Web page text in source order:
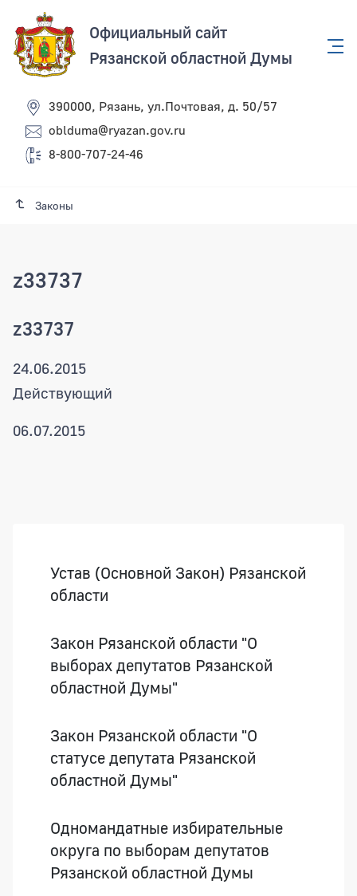
Официальный сайт
Рязанской областной Думы
390000, Рязань, ул.Почтовая, д. 50/57
oblduma@ryazan.gov.ru
8-800-707-24-46
Законы
z33737
z33737
24.06.2015
Действующий
06.07.2015
Устав (Основной Закон) Рязанской
области
Закон Рязанской области "О
выборах депутатов Рязанской
областной Думы"
Закон Рязанской области "О
статусе депутата Рязанской
областной Думы"
Одномандатные избирательные
округа по выборам депутатов
Рязанской областной Думы